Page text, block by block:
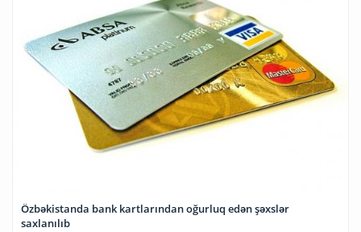
Özbəkistanda bank kartlarından oğurluq edən şəxslər
saxlanılıb